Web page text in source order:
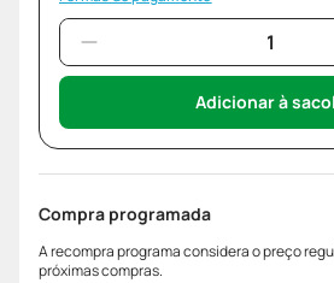
Adicionar à
Compra programada
A recompra programa considera o preço
próximas compras.